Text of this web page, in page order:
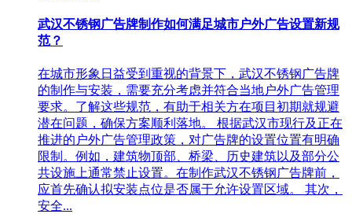
武汉不锈钢广告牌制作如何满足城市户外广告设置新规
范？
在城市形象日益受到重视的背景下，武汉不锈钢广告牌
的制作与安装，需要充分考虑并符合当地户外广告管理
要求。了解这些规范，有助于相关方在项目初期就规避
潜在问题，确保方案顺利落地。 根据武汉市现行及正在
推进的户外广告管理政策，对广告牌的设置位置有明确
限制。例如，建筑物顶部、桥梁、历史建筑以及部分公
共设施上通常禁止设置。在制作武汉不锈钢广告牌前，
应首先确认拟安装点位是否属于允许设置区域。 其次，
安全...